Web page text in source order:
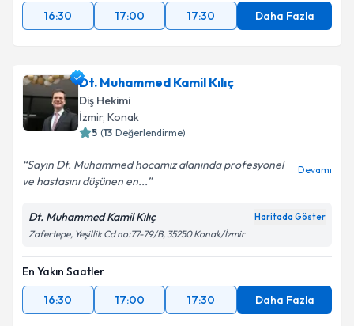
16:30
17:00 17:30 Daha Fazla
Dt. Muhammed Kamil Kılıç
Diş Hekimi
İzmir, Konak
5 (13 Değerlendirme)
Sayın Dt. Muhammed hocamız alanında profesyonel
ve hastasını düşünen en...
Devamı
Dt. Muhammed Kamil Kılıç Haritada Göster
Zafertepe, Yeşillik Cd no:77-79/B, 35250 Konak/İzmir
En Yakın Saatler
16:30
17:00 17:30 Daha Fazla